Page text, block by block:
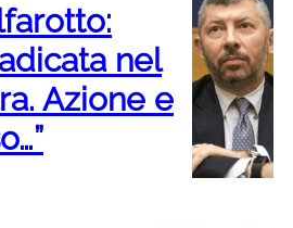
nel
Azione e